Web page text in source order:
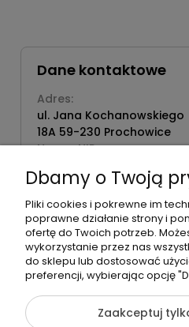
Dane kontaktowe
Adres:
ul. Jana Kochanowskiego
18A 59-230 Prochowice
Numer NIP:
Telefon:
518358020
©2026 Wszelkie Prawa
Szablon Flex by
Dbamy o Twoją
Pliki cookies i pokrewne im
poprawne działanie strony i
ofertę do Twoich potrzeb.
wykorzystanie przez nas
do sklepu lub dostosować
preferencji, wybierając opcję
Zaakceptuj